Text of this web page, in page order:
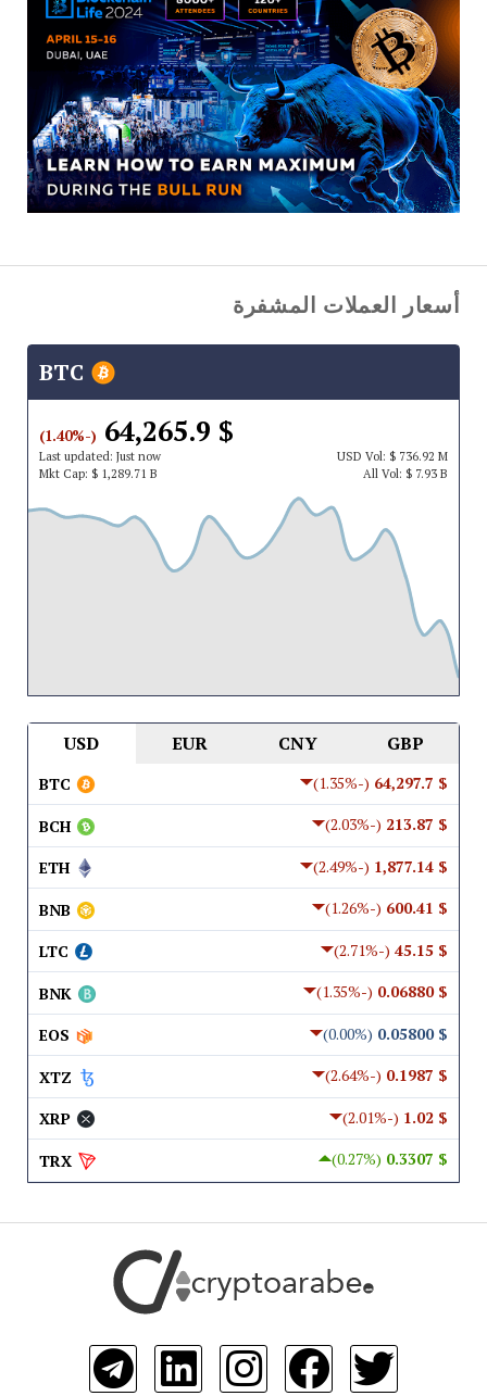
أسعار العملات المشفرة
$ 64,265.9
(-1.40%)
Last updated: Just now USDVol: $ 736.92 M
Mkt Cap: $ 1,289.71 B All Vol: $ 7.93 B
USD EUR CNY GBP
$ 64,297.7
(-1.35%)
BTC
$ 213.87
(-2.03%)
BCH
$ 1,877.14
(-2.49%)
ETH
$ 600.41
(-1.26%)
BNB
$ 45.15
(-2.71%)
LTC
$ 0.06880
(-1.35%)
BNK
$ 0.05800
(0.00%)
EOS
$ 0.1987
(-2.64%)
XTZ
$ 1.02
(-2.01%)
XRP
$ 0.3307
(0.27%)
TRX